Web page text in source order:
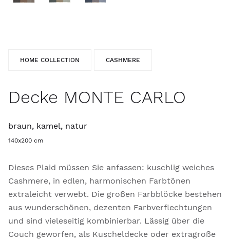
HOME COLLECTION CASHMERE
Decke MONTE CARLO
braun, kamel, natur
140x200 cm
Dieses Plaid müssen Sie anfassen: kuschlig weiches
Cashmere, in edlen, harmonischen Farbtönen
extraleicht verwebt. Die großen Farbblöcke bestehen
aus wunderschönen, dezenten Farbverflechtungen
und sind vieleseitig kombinierbar. Lässig über die
Couch geworfen, als Kuscheldecke oder extragroße